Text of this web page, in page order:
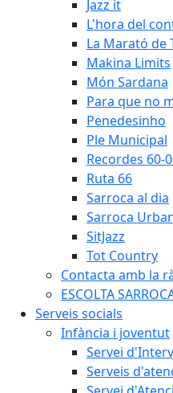
Jazz it
L'hora del
La Marató de
Makina Limits
Món Sardana
Para que no
Penedesinho
Ple Municipal
Recordes 60-
Ruta 66
Sarroca al dia
Sarroca
SitJazz
Tot Country
Contacta amb la
ESCOLTA
Serveis socials
Infància i joventut
Servei
Serveis